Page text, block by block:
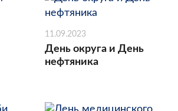
11.09.2023
День округа и День
нефтяника